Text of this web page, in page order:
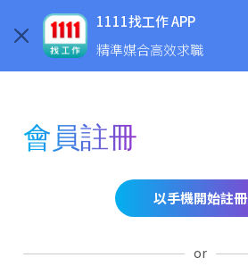
1111找工作 APP
精準媒合高效求職
會員註冊
以手機開始註冊
or